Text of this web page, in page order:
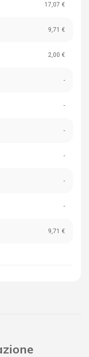
17,07 €
9,71 €
2,00 €
-
-
-
-
-
-
9,71 €